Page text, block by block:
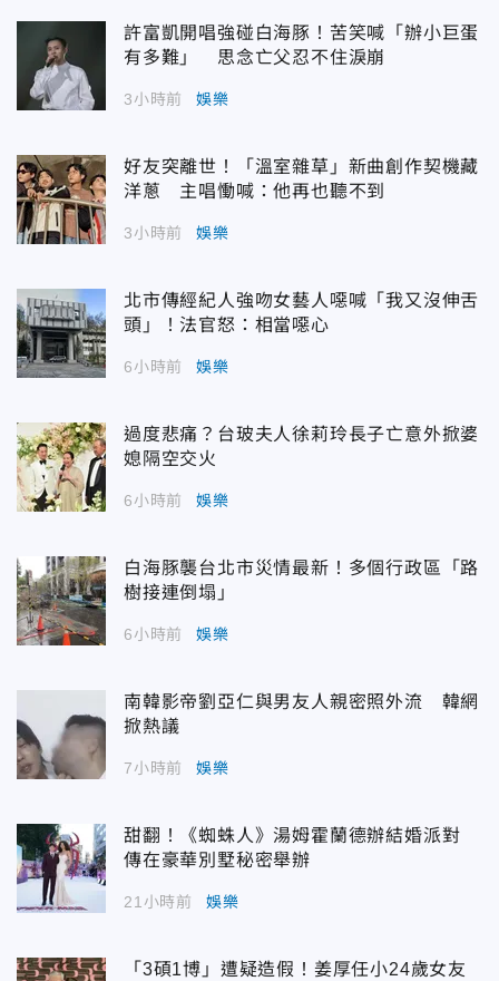
許富凱開唱強碰白海豚！苦笑喊「辦小巨蛋
有多難」 思念亡父忍不住淚崩
3小時前 娛樂
好友突離世！「溫室雜草」新曲創作契機藏
洋蔥 主唱慟喊：他再也聽不到
3小時前 娛樂
北市傳經紀人強吻女藝人噁喊「我又沒伸舌
頭」！法官怒：相當噁心
6小時前 娛樂
過度悲痛？台玻夫人徐莉玲長子亡意外掀婆
媳隔空交火
6小時前 娛樂
白海豚襲台北市災情最新！多個行政區「路
樹接連倒塌」
6小時前 娛樂
南韓影帝劉亞仁與男友人親密照外流 韓網
掀熱議
7小時前 娛樂
甜翻！《蜘蛛人》湯姆霍蘭德辦結婚派對
傳在豪華別墅秘密舉辦
21小時前 娛樂
「3碩1博」遭疑造假！姜厚任小24歲女友